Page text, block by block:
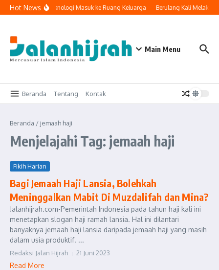
Lewati ke konten
Hot NewsKetika Teknologi Masuk ke Ruang Keluarga Berulang Kali
Main Menu
Beranda Tentang Kontak
Beranda / jemaah haji
Menjelajahi Tag: jemaah haji
Fikih Harian
Bagi Jemaah Haji Lansia, Bolehkah
Meninggalkan Mabit Di Muzdalifah dan Mina?
Jalanhijrah.com-Pemerintah Indonesia pada tahun haji kali ini
menetapkan slogan haji ramah lansia. Hal ini dilantari
banyaknya jemaah haji lansia daripada jemaah haji yang masih
dalam usia produktif. ...
Redaksi Jalan Hijrah 21 Juni 2023
Read More